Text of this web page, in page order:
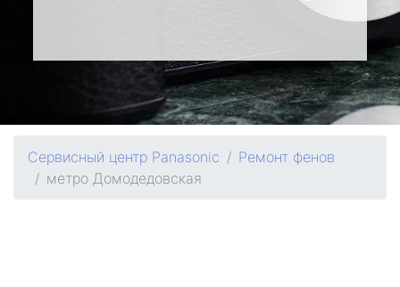
Сервисный центр Panasonic
Ремонт фенов
метро Домодедовская